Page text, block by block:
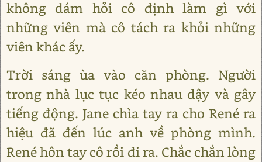
không dám hỏi cô định làm gì với
những viên mà cô tách ra khỏi những
viên khác ấy.
Trời sáng ùa vào căn phòng. Người
trong nhà lục tục kéo nhau dậy và gây
tiếng động. Jane chìa tay ra cho René ra
hiệu đã đến lúc anh về phòng mình.
René hôn tay cô rồi đi ra. Chắc chắn lòng